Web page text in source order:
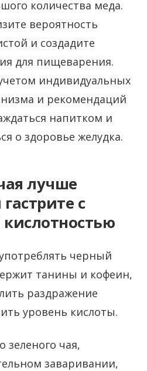
количества меда.
вероятность
и создадите
для пищеварения.
индивидуальных
и рекомендаций
напитком и
о здоровье желудка.
лучше
с
черный
танины и кофеин,
раздражение
уровень кислоты.
зеленого чая,
заваривании,